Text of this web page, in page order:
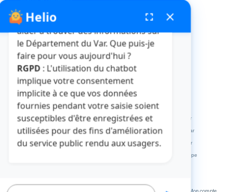
Affichage des résultats 176 - 210 parmi 245.
Page
1 ...Pages intermédiaires Utilisez TAB
Page
5 6
Crédits et mentions légales Plan du site La médiathèque
L'abbaye de La Celle L'HDE Var Visitvar La MDPH du Var
Archives départementales du Var Muséum départemental du Var
Le site des collèges du Var Le site des marchés publics du Var
Service Europe
Helio fenêtre de chatbot
fullscreen close
Bonjour, je suis Helio. Je peux vous
aider à trouver des informations sur
le Département du Var. Que puis-je
faire pour vous aujourd'hui ?
RGPD : L'utilisation du chatbot
implique votre consentement
implicite à ce que vos données
fournies pendant votre saisie soient
susceptibles d'être enregistrées et
utilisées pour des fins d'amélioration
du service public rendu aux usagers.